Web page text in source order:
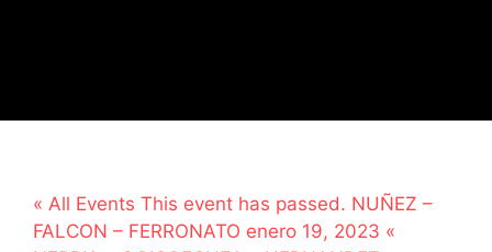
« All Events This event has passed. NUÑEZ –
FALCON – FERRONATO enero 19, 2023 «